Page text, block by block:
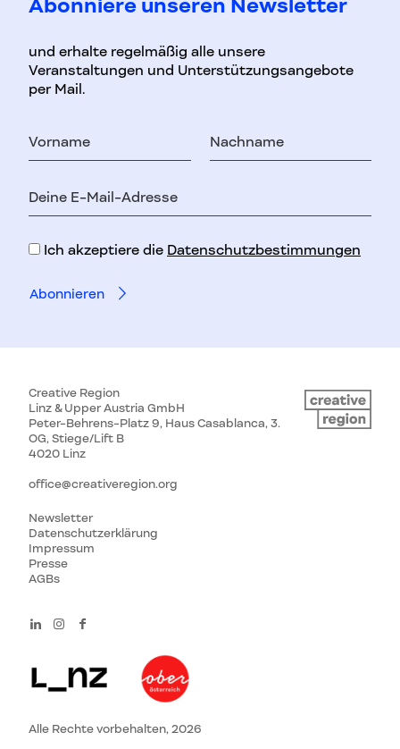
Abonniere unseren Newsletter
und erhalte regelmäßig alle unsere
Veranstaltungen und Unterstützungsangebote
per Mail.
Nachname
Mail-
Ich akzeptiere die Datenschutzbestimmungen
Creative Region
Linz & Upper Austria GmbH
Peter-Behrens-Platz 9, Haus Casablanca, 3.
OG, Stiege/Lift B
4020 Linz
office@creativeregion.org
Newsletter
Datenschutzerklärung
Impressum
Presse
AGBs
Alle Rechte vorbehalten, 2026